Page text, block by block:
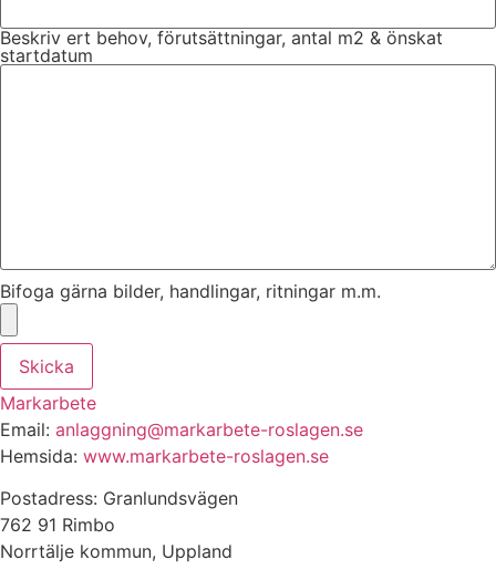
Beskriv ert behov, förutsättningar, antal m2 & önskat
startdatum
Bifoga gärna bilder, handlingar, ritningar m.m.
Skicka
Markarbete
Email: anlaggning@markarbete-roslagen.se
Hemsida: www.markarbete-roslagen.se
Postadress: Granlundsvägen
762 91 Rimbo
Norrtälje kommun, Uppland